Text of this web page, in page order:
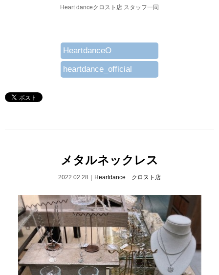
Heart danceクロスト店 スタッフ一同
HeartdanceO
heartdance_official
メタルネックレス
2022.02.28｜ Heartdance クロスト店